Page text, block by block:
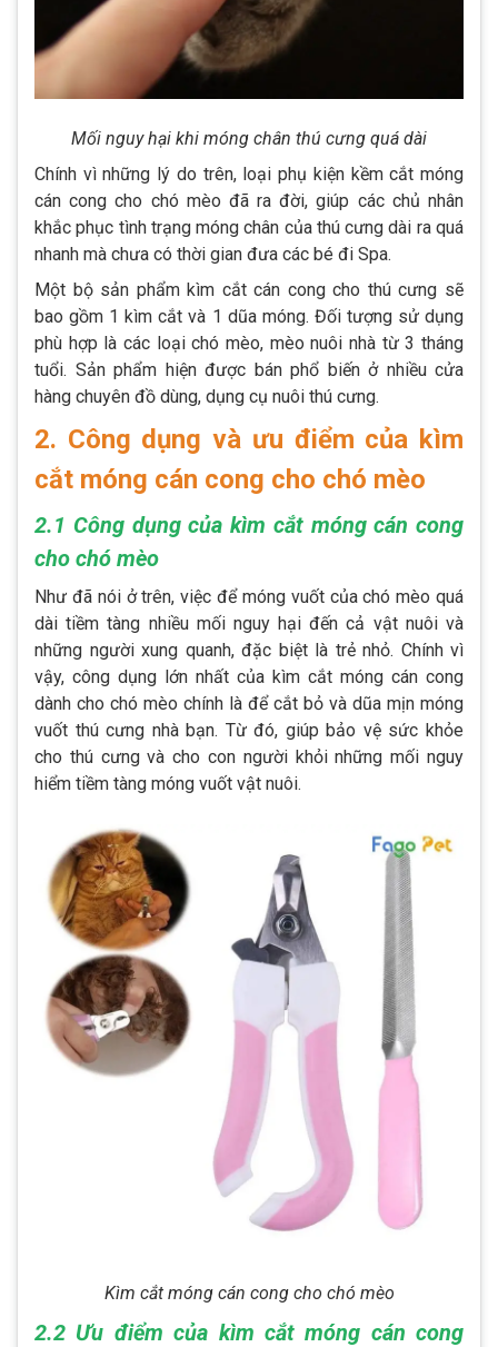
Mối nguy hại khi móng chân thú cưng quá dài
Chính vì những lý do trên, loại phụ kiện kềm cắt móng
cán cong cho chó mèo đã ra đời, giúp các chủ nhân
khắc phục tình trạng móng chân của thú cưng dài ra quá
nhanh mà chưa có thời gian đưa các bé đi Spa.
Một bộ sản phẩm kìm cắt cán cong cho thú cưng sẽ
bao gồm 1 kìm cắt và 1 dũa móng. Đối tượng sử dụng
phù hợp là các loại chó mèo, mèo nuôi nhà từ 3 tháng
tuổi. Sản phẩm hiện được bán phổ biến ở nhiều cửa
hàng chuyên đồ dùng, dụng cụ nuôi thú cưng.
2. Công dụng và ưu điểm của kìm
cắt móng cán cong cho chó mèo
2.1 Công dụng của kìm cắt móng cán cong
cho chó mèo
Như đã nói ở trên, việc để móng vuốt của chó mèo quá
dài tiềm tàng nhiều mối nguy hại đến cả vật nuôi và
những người xung quanh, đặc biệt là trẻ nhỏ. Chính vì
vậy, công dụng lớn nhất của kìm cắt móng cán cong
dành cho chó mèo chính là để cắt bỏ và dũa mịn móng
vuốt thú cưng nhà bạn. Từ đó, giúp bảo vệ sức khỏe
cho thú cưng và cho con người khỏi những mối nguy
hiểm tiềm tàng móng vuốt vật nuôi.
Kìm cắt móng cán cong cho chó mèo
2.2 Ưu điểm của kìm cắt móng cán cong